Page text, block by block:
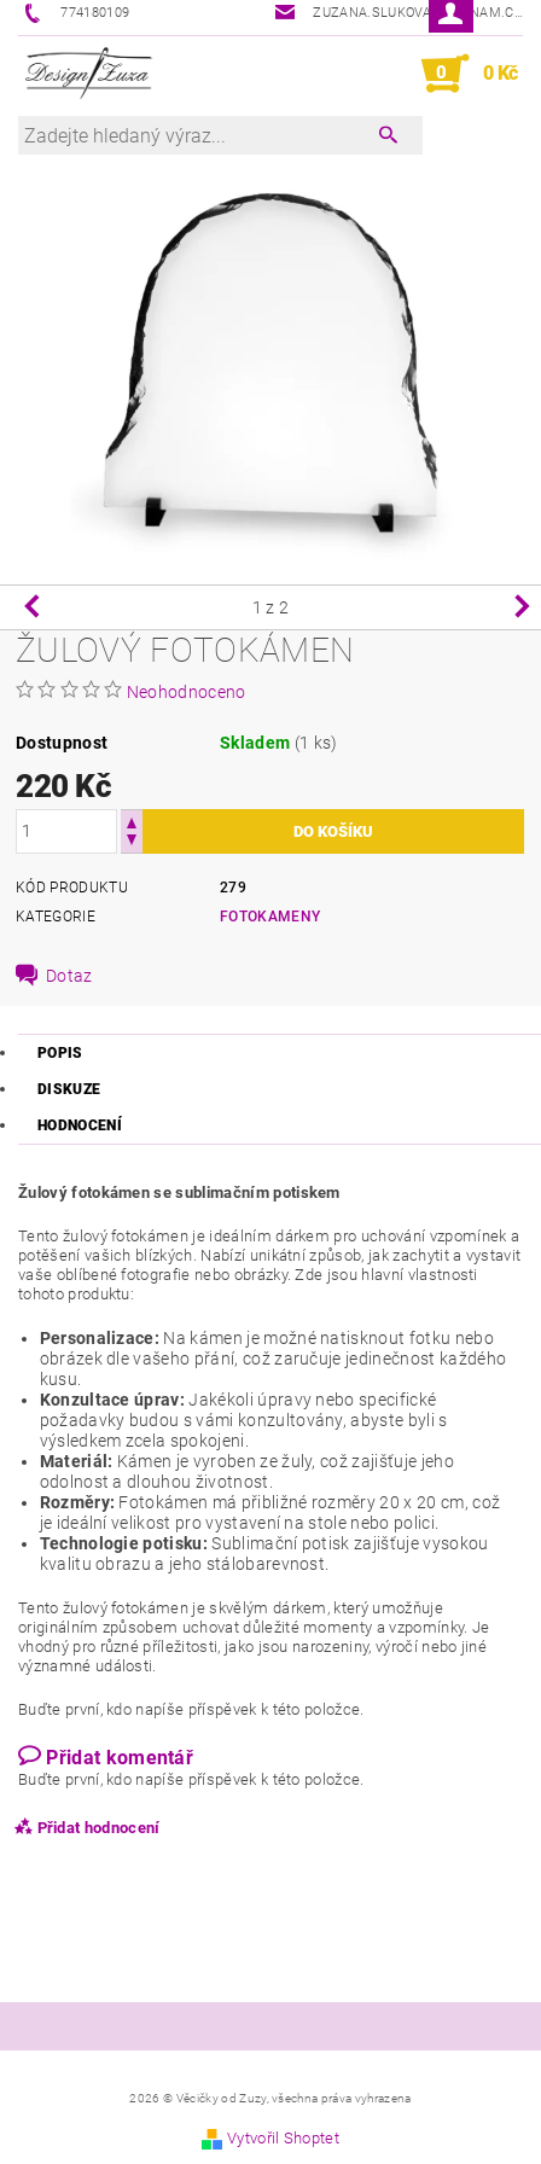
774180109 ZUZANA.SLUKOVA@SEZNAM.CZ
0 0 Kč
1 z 2
ŽULOVÝ FOTOKÁMEN
Neohodnoceno
Dostupnost Skladem (1 ks)
220 Kč
KÓD PRODUKTU
279
KATEGORIE
FOTOKAMENY
Dotaz
POPIS
DISKUZE
HODNOCENÍ
Žulový fotokámen se sublimačním potiskem
Tento žulový fotokámen je ideálním dárkem pro uchování vzpomínek a
potěšení vašich blízkých. Nabízí unikátní způsob, jak zachytit a vystavit
vaše oblíbené fotografie nebo obrázky. Zde jsou hlavní vlastnosti
tohoto produktu:
Personalizace: Na kámen je možné natisknout fotku nebo
obrázek dle vašeho přání, což zaručuje jedinečnost každého
kusu.
Konzultace úprav: Jakékoli úpravy nebo specifické
požadavky budou s vámi konzultovány, abyste byli s
výsledkem zcela spokojeni.
Materiál: Kámen je vyroben ze žuly, což zajišťuje jeho
odolnost a dlouhou životnost.
Rozměry: Fotokámen má přibližné rozměry 20 x 20 cm, což
je ideální velikost pro vystavení na stole nebo polici.
Technologie potisku: Sublimační potisk zajišťuje vysokou
kvalitu obrazu a jeho stálobarevnost.
Tento žulový fotokámen je skvělým dárkem, který umožňuje
originálním způsobem uchovat důležité momenty a vzpomínky. Je
vhodný pro různé příležitosti, jako jsou narozeniny, výročí nebo jiné
významné události.
Buďte první, kdo napíše příspěvek k této položce.
Přidat komentář
Buďte první, kdo napíše příspěvek k této položce.
Přidat hodnocení
2026 © Věcičky od Zuzy, všechna práva vyhrazena
Vytvořil Shoptet